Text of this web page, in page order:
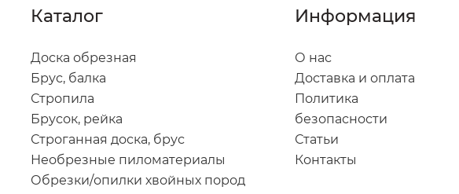
Каталог
Доска обрезная
Брус, балка
Стропила
Брусок, рейка
Строганная доска, брус
Необрезные пиломатериалы
Обрезки/опилки хвойных пород
Информация
О нас
Доставка и оплата
Политика
безопасности
Статьи
Контакты